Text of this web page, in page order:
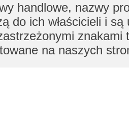
handlowe, nazwy
do ich właścicieli i
znakami
na naszych